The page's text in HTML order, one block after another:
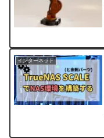
インターネット